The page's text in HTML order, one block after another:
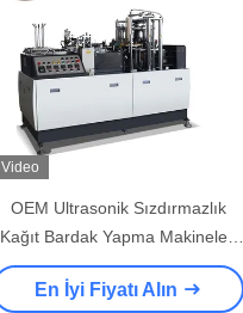
Video
OEM Ultrasonik Sızdırmazlık
Kağıt Bardak Yapma Makineleri
Yüksek Hızlı 150-350g / M2
En İyi Fiyatı Alın